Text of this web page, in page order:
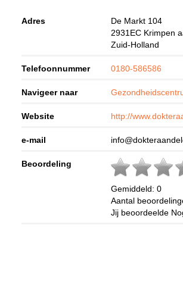
Adres
De Markt 104
2931EC Krimpen
Zuid-Holland
Telefoonnummer 0180-586586
Navigeer naar
Website http://
e-mail
Beoordeling
Gemiddeld:0
Aantal
Jij beoordeelde